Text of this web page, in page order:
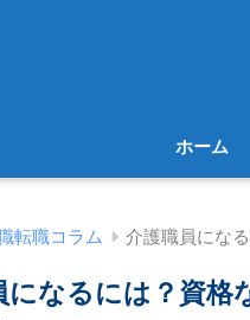
ホーム
転職コラム 介護職員にな
になるには？資格